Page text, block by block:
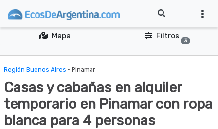
Mapa Filtros
3
Región Buenos Aires · Pinamar
Casas y cabañas en alquiler
temporario en Pinamar con ropa
blanca para 4 personas